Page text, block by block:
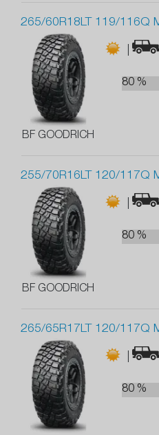
265/60R18LT 119/116Q
BF GOODRICH
|
80 %
255/70R16LT 120/117Q
BF GOODRICH
|
80 %
265/65R17LT 120/117Q
|
80 %